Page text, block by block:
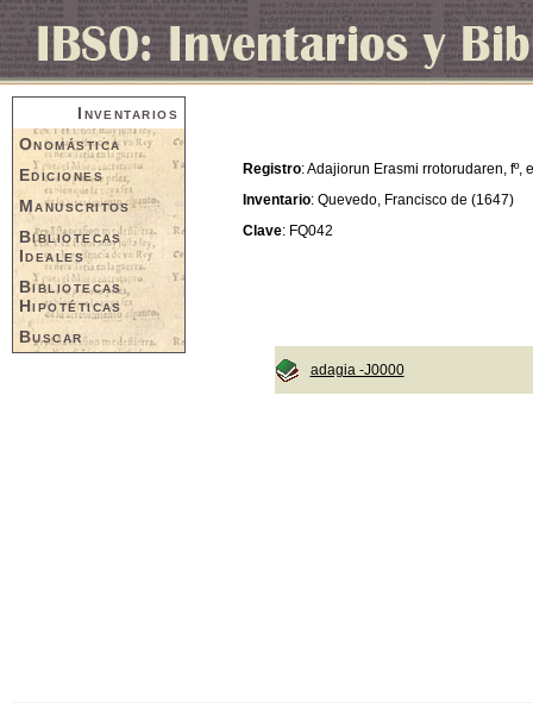
Inventarios
Onomástica
Ediciones
Manuscritos
Bibliotecas
Ideales
Bibliotecas
Hipotéticas
Buscar
Registro: Adajiorun Erasmi rrotorudaren, fº,
Inventario: Quevedo, Francisco de (1647)
Clave: FQ042
adagia -J0000